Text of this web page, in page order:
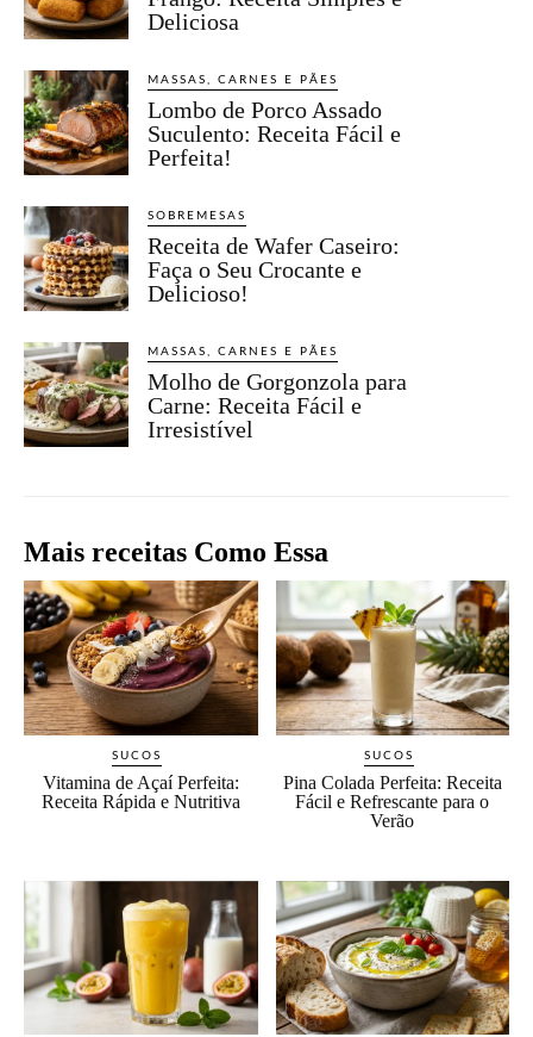
Deliciosa
MASSAS, CARNES E PÃES
Lombo de Porco Assado
Suculento: Receita Fácil e
Perfeita!
SOBREMESAS
Receita de Wafer Caseiro:
Faça o Seu Crocante e
Delicioso!
MASSAS, CARNES E PÃES
Molho de Gorgonzola para
Carne: Receita Fácil e
Irresistível
Mais receitas Como Essa
SUCOS
Vitamina de Açaí Perfeita:
Receita Rápida e Nutritiva
SUCOS
Pina Colada Perfeita: Receita
Fácil e Refrescante para o
Verão